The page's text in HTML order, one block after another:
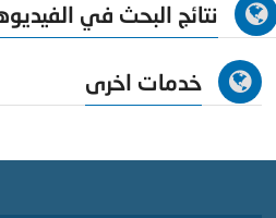
نتائج البحث في
خدمات اخرى